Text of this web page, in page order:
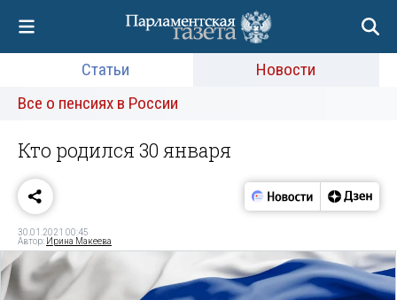
Статьи
Новости
Все о пенсиях в России
Кто родился 30 января
30.01.2021 00:45
Автор: Ирина Макеева